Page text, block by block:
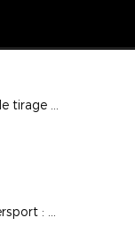
Coupe Gambardella : le tirage des 32es de finale !
Partenariat Ligue / Intersport : les clubs promus récompensés !